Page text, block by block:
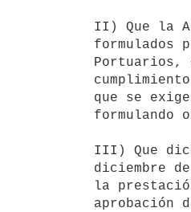
II) Que la
formulados
Portuarios,
que se
formulando
III) Que
diciembre
la
aprobación